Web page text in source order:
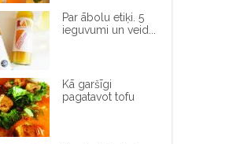
Par ābolu etiķi. 5
ieguvumi un veid...
Kā garšīgi
pagatavot tofu